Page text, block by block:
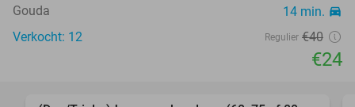
Gouda 14 min. directions_car
Verkocht: 12 Regulier €40
€24
favorite_border